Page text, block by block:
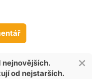
nejnovějších.
od nejstarších.